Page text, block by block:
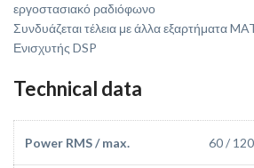
εργοστασιακό ραδιόφωνο
Συνδυάζεται τέλεια με άλλα εξαρτήματα
Ενισχυτής DSP
Technical data
Power RMS / max. 60 /